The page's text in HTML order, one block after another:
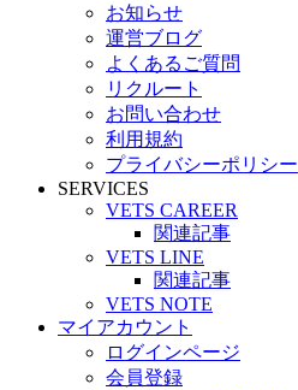
お知らせ
運営ブログ
よくあるご質問
リクルート
お問い合わせ
利用規約
プライバシーポリシー
SERVICES
VETS CAREER
関連記事
VETS LINE
関連記事
VETS NOTE
マイアカウント
ログインページ
会員登録